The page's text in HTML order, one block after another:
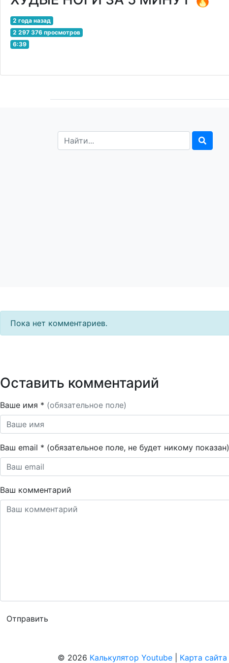
2 года назад
2 297 376 просмотров
6:39
Пока нет комментариев.
Оставить комментарий
Ваше имя * (обязательное поле)
Ваш email * (обязательное поле, не будет никому показан)
Ваш комментарий
© 2026 Калькулятор Youtube Карта сайта